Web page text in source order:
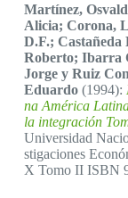
Martínez,
Alicia; Corona,
D.F.; Castañeda
Roberto; Ibarra
Jorge y Ruiz
Eduardo (1994):
na América
la integración
Universidad
stigaciones
X Tomo II ISBN